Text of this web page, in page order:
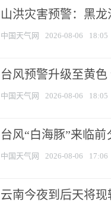
山洪灾害预警：黑
中国天气网 2026-08-06 18:05
台风预警升级至黄
中国天气网 2026-08-06 18:05
台风“白海豚”来临
中国天气网 2026-08-06 17:06
云南今夜到后天将